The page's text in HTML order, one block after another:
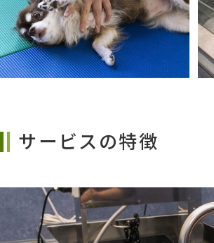
サービスの特徴